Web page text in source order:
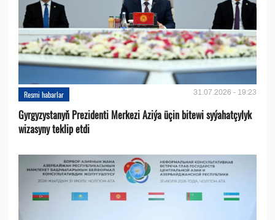
Resmi habarlar 31.07.2026 - 19:23
Gyrgyzystanyň Prezidenti Merkezi Aziýa üçin bitewi syýahatçylyk
wizasyny teklip etdi